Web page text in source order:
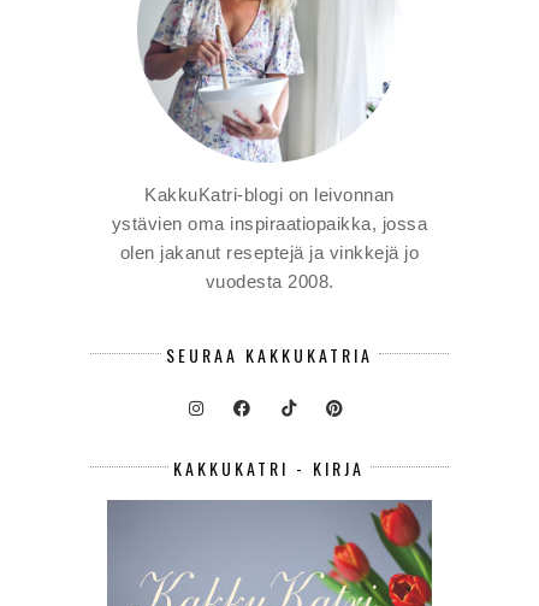
KakkuKatri-blogi on leivonnan
ystävien oma inspiraatiopaikka, jossa
olen jakanut reseptejä ja vinkkejä jo
vuodesta 2008.
SEURAA KAKKUKATRIA
KAKKUKATRI - KIRJA